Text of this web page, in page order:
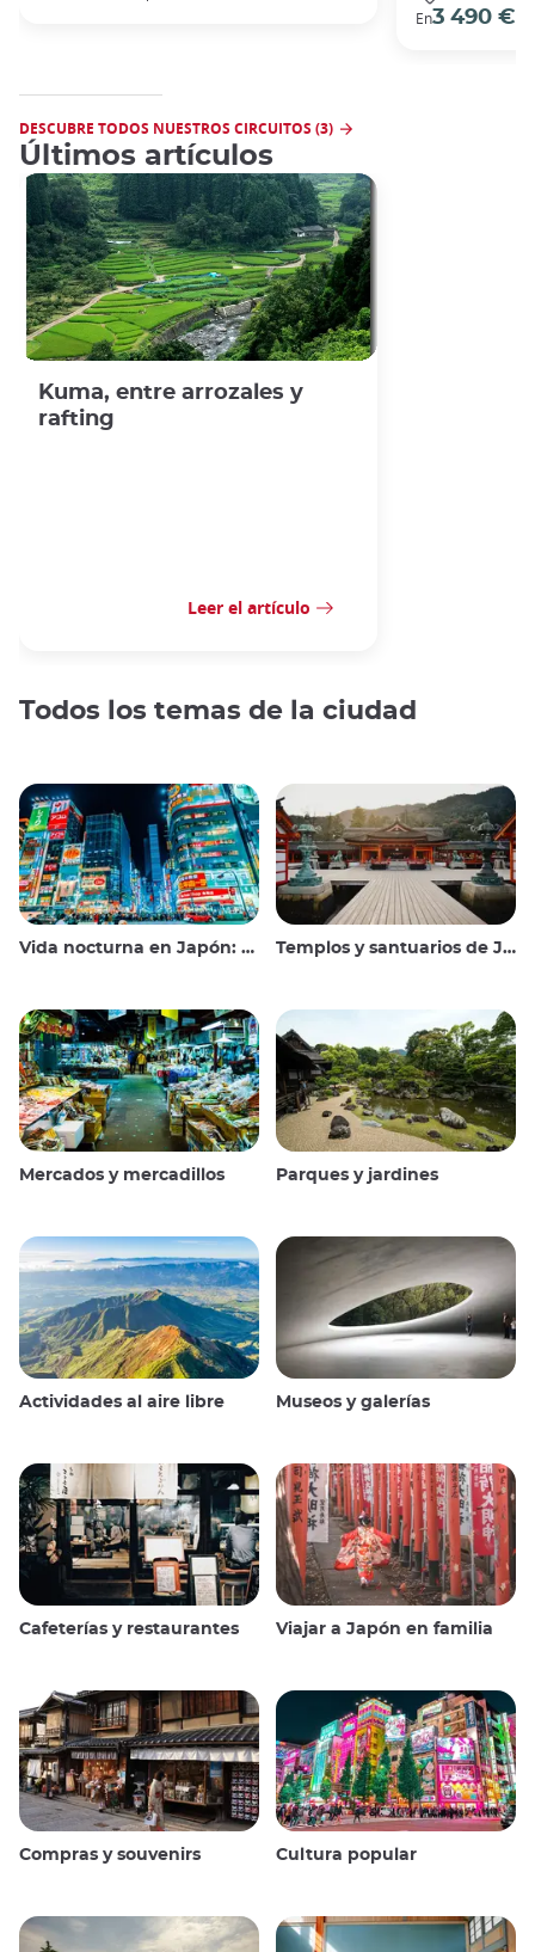
En3 490 €
DESCUBRE TODOS NUESTROS CIRCUITOS (3)
Últimos artículos
Kuma, entre arrozales y
rafting
Leer el artículo
Todos los temas de la ciudad
Vida nocturna en Japón: salir, ver y beber Templos y santuarios de Japón
Mercados y mercadillos Parques y jardines
Actividades al aire libre Museos y galerías
Cafeterías y restaurantes Viajar a Japón en familia
Compras y souvenirs Cultura popular